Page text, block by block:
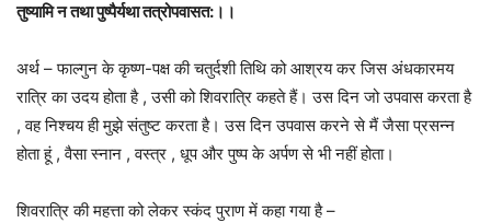
तुष्यामि न तथा पुष्पैर्यथा तत्रोपवासत:।।
अर्थ – फाल्गुन के कृष्ण-पक्ष की चतुर्दशी तिथि को आश्रय कर जिस अंधकारमय
रात्रि का उदय होता है , उसी को शिवरात्रि कहते हैं। उस दिन जो उपवास करता है
, वह निश्चय ही मुझे संतुष्ट करता है। उस दिन उपवास करने से मैं जैसा प्रसन्न
होता हूं , वैसा स्नान , वस्त्र , धूप और पुष्प के अर्पण से भी नहीं होता।
शिवरात्रि की महत्ता को लेकर स्कंद पुराण में कहा गया है –